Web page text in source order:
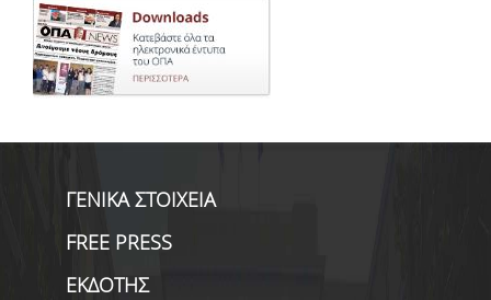
ΓΕΝΙΚΑ ΣΤΟΙΧΕΙΑ
FREE PRESS
ΕΚΔΟΤΗΣ